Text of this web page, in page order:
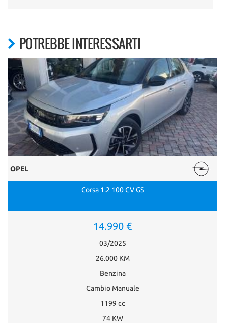
POTREBBE INTERESSARTI
OPEL
Corsa 1.2 100 CV GS
14.990 €
03/2025
26.000 KM
Benzina
Cambio Manuale
1199 cc
74 KW